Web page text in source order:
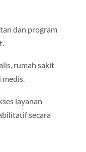
dan program
rumah sakit
layanan
secara